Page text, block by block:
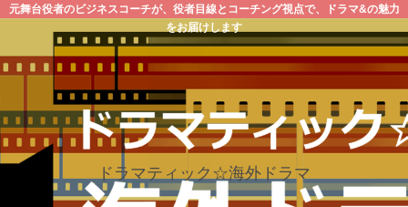
元舞台役者のビジネスコーチが、役者目線とコーチング視点で、ドラマ&の魅力
をお届けします
ドラマティック☆海外ドラマ